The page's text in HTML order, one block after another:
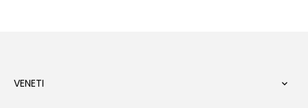
VENETI 